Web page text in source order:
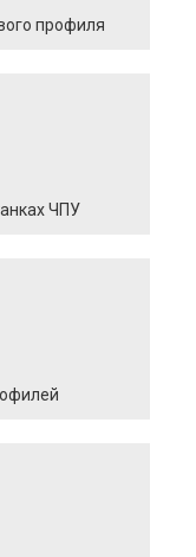
профиля
ЧПУ